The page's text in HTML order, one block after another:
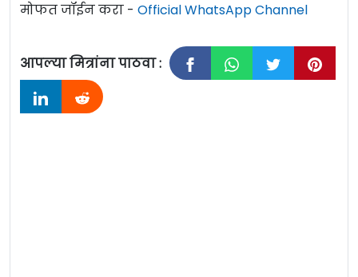
मोफत जॉईन करा - Official WhatsApp Channel
आपल्या मित्रांना पाठवा :